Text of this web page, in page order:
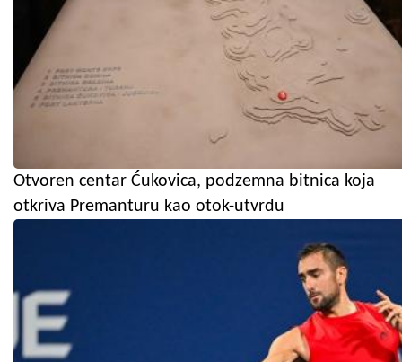
Otvoren centar Ćukovica, podzemna bitnica koja
otkriva Premanturu kao otok-utvrdu